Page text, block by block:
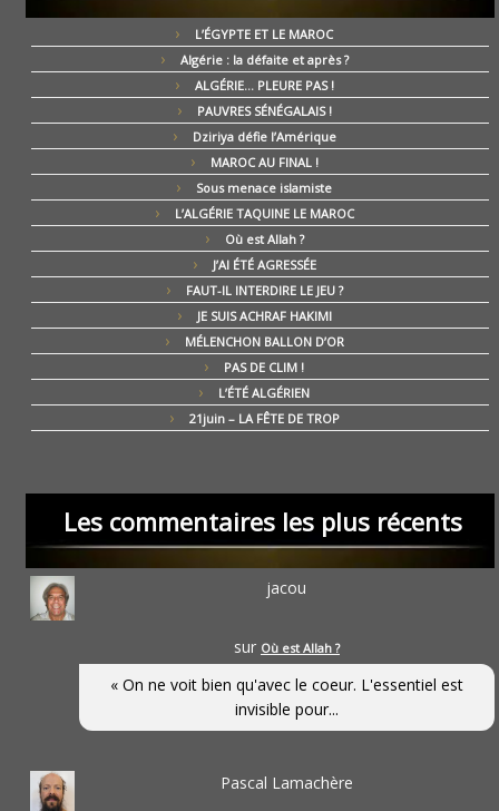
L’ÉGYPTE ET LE MAROC
Algérie : la défaite et après ?
ALGÉRIE… PLEURE PAS !
PAUVRES SÉNÉGALAIS !
Dziriya défie l’Amérique
MAROC AU FINAL !
Sous menace islamiste
L’ALGÉRIE TAQUINE LE MAROC
Où est Allah ?
J’AI ÉTÉ AGRESSÉE
FAUT-IL INTERDIRE LE JEU ?
JE SUIS ACHRAF HAKIMI
MÉLENCHON BALLON D’OR
PAS DE CLIM !
L’ÉTÉ ALGÉRIEN
21juin – LA FÊTE DE TROP
Les commentaires les plus récents
jacou
sur Où est Allah ?
« On ne voit bien qu'avec le coeur. L'essentiel est
invisible pour...
Pascal Lamachère